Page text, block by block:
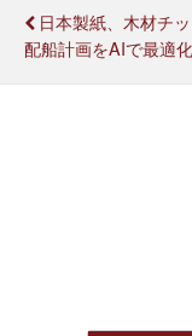
日本製紙、木材チ
配船計画をAIで最適化